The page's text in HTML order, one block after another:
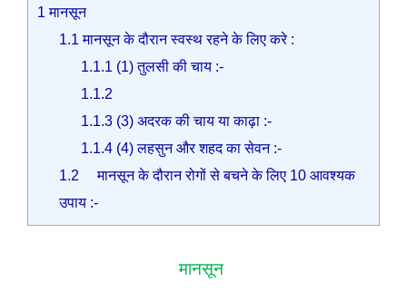
1 मानसून
1.1 मानसून के दौरान स्वस्थ रहने के लिए करे :
1.1.1 (1) तुलसी की चाय :-
1.1.2
1.1.3 (3) अदरक की चाय या काढ़ा :-
1.1.4 (4) लहसुन और शहद का सेवन :-
1.2 मानसून के दौरान रोगों से बचने के लिए 10 आवश्यक
उपाय :-
मानसून